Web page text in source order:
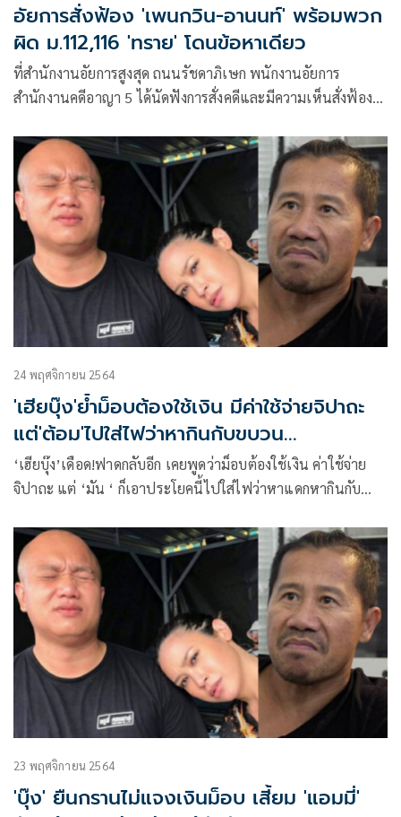
อัยการสั่งฟ้อง 'เพนกวิน-อานนท์' พร้อมพวก
ผิด ม.112,116 'ทราย' โดนข้อหาเดียว
ที่สำนักงานอัยการสูงสุด ถนนรัชดาภิเษก พนักงานอัยการ
สำนักงานคดีอาญา 5 ได้นัดฟังการสั่งคดีและมีความเห็นสั่งฟ้อง
วัตร จันทร์กระจ่าง หรือไบร์ท,นายสมยศ พฤกษาเกษมสุข
24 พฤศจิกายน 2564
'เฮียบุ๊ง'ย้ำม็อบต้องใช้เงิน มีค่าใช้จ่ายจิปาถะ
แต่'ต้อม'ไปใส่ไฟว่าหากินกับขบวน
จน'ทราย'หมดกำลังใจ
‘เฮียบุ๊ง’เดือด!ฟาดกลับอีก เคยพูดว่าม็อบต้องใช้เงิน ค่าใช้จ่าย
จิปาถะ แต่ ‘มัน ‘ ก็เอาประโยคนี้ไปใส่ไฟว่าหาแดกหากินกับ
มั้ย
23 พฤศจิกายน 2564
'บุ๊ง' ยืนกรานไม่แจงเงินม็อบ เสี้ยม 'แอมมี่'